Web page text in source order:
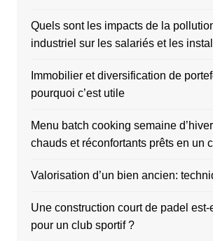
Quels sont les impacts de la
industriel sur les salariés et les
Immobilier et diversification de
pourquoi c’est utile
Menu batch cooking semaine
chauds et réconfortants prêts en un
Valorisation d’un bien ancien:
Une construction court de padel
pour un club sportif ?